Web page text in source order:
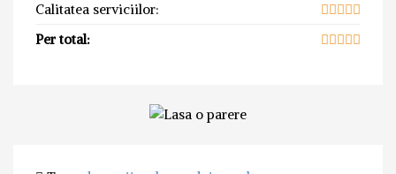
Calitatea serviciilor:
Per total: